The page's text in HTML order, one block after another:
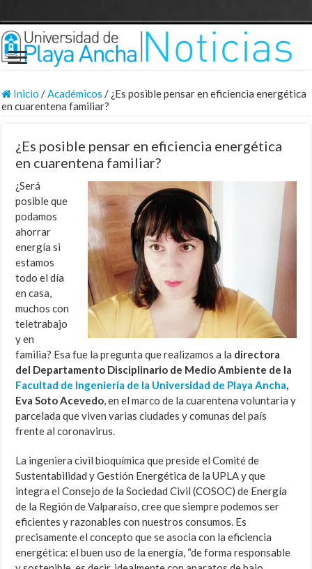
Inicio /Académicos / ¿Es posible pensar en eficiencia energética
en cuarentena familiar?
¿Es posible pensar en eficiencia energética
en cuarentena familiar?
¿Será
posible que
podamos
ahorrar
energía si
estamos
todo el día
en casa,
muchos con
teletrabajo
y en
familia? Esa fue la pregunta que realizamos a la directora
del Departamento Disciplinario de Medio Ambiente de la
Facultad de Ingeniería de la Universidad de Playa Ancha,
Eva Soto Acevedo, en el marco de la cuarentena voluntaria y
parcelada que viven varias ciudades y comunas del país
frente al coronavirus.
La ingeniera civil bioquímica que preside el Comité de
Sustentabilidad y Gestión Energética de la UPLA y que
integra el Consejo de la Sociedad Civil (COSOC) de Energía
de la Región de Valparaíso, cree que siempre podemos ser
eficientes y razonables con nuestros consumos. Es
precisamente el concepto que se asocia con la eficiencia
energética: el buen uso de la energía, “de forma responsable